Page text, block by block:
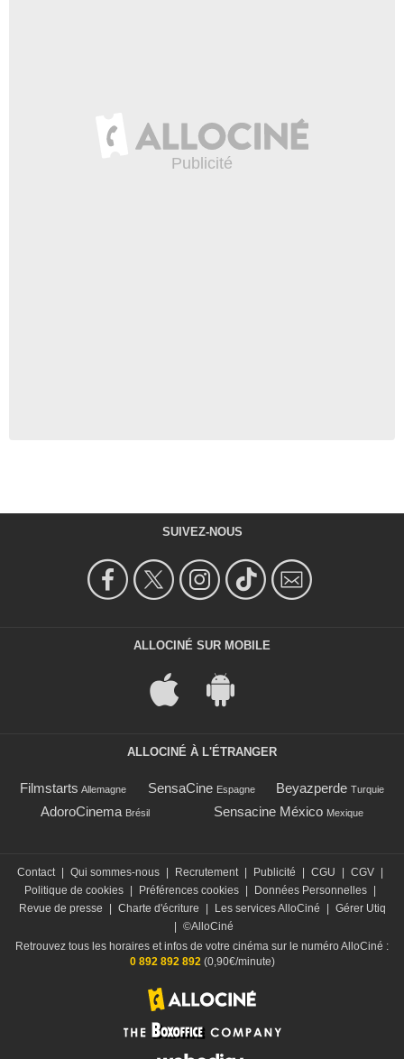
SUIVEZ-NOUS
ALLOCINÉ SUR MOBILE
ALLOCINÉ À L'ÉTRANGER
Filmstarts Allemagne SensaCine Espagne Beyazperde Turquie
AdoroCinema Brésil Sensacine México Mexique
Contact Qui sommes-nous Recrutement Publicité CGU CGV
Politique de cookies
Préférences cookies Données Personnelles
Revue de presse
Charte d'écriture Les services AlloCiné
Gérer Utiq
©AlloCiné
Retrouvez tous les horaires et infos de votre cinéma sur le numéro AlloCiné :
0 892 892 892(0,90€/minute)